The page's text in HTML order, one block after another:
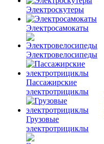
Электроскутеры
Электросамокаты
Электровелосипеды
Пассажирские
электротрициклы
Грузовые
электротрициклы